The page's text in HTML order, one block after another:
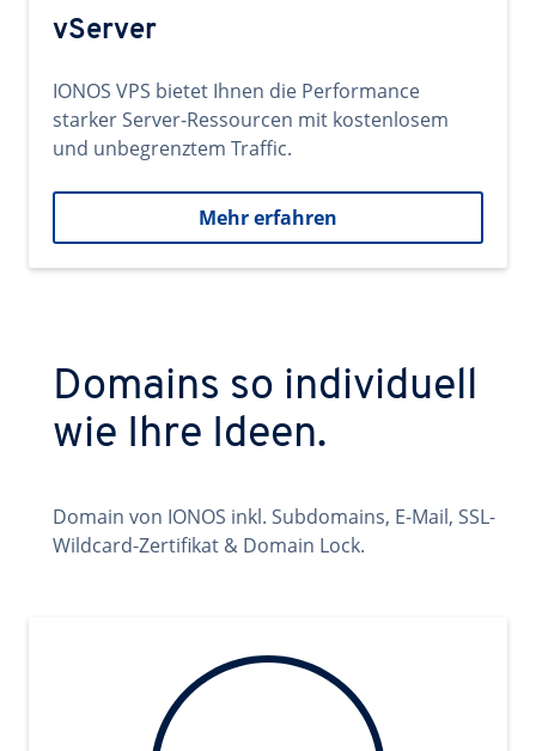
vServer
IONOS VPS bietet Ihnen die Performance
starker Server-Ressourcen mit kostenlosem
und unbegrenztem Traffic.
Mehr erfahren
Domains so individuell
wie Ihre Ideen.
Domain von IONOS inkl. Subdomains, E-Mail, SSL-
Wildcard-Zertifikat & Domain Lock.